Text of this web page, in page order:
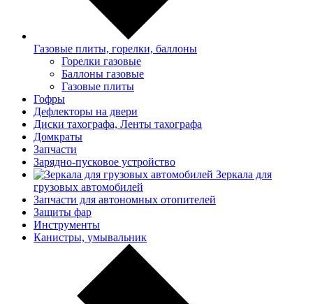
Газовые плиты, горелки, баллоны
Горелки газовые
Баллоны газовые
Газовые плиты
Гофры
Дефлекторы на двери
Диски тахографа, Ленты тахографа
Домкраты
Запчасти
Зарядно-пусковое устройство
Зеркала для
грузовых автомобилей
Запчасти для автономных отопителей
Защиты фар
Инструменты
Канистры, умывальник